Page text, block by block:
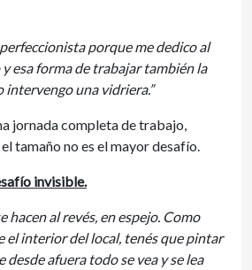
porque me dedico al
esa forma de trabajar también la
intervengo una vidriera.”
jornada completa de trabajo,
tamaño no es el mayor desafío.
invisible.
hacen al revés, en espejo. Como
el interior del local, tenés que pintar
desde afuera todo se vea y se lea